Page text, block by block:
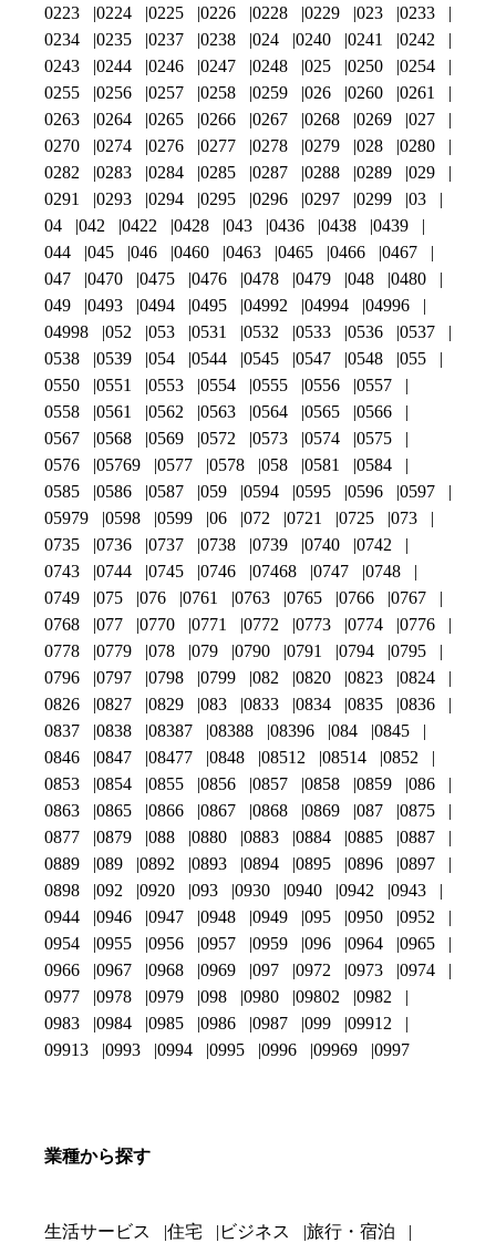
0223 0224 0225 0226 0228 0229 023
0233
0234
0235 0237 0238 024 0240 0241
0242
0243
0244 0246 0247 0248 025 0250
0254
0255
0256 0257 0258 0259 026 0260
0261
0263
0264 0265 0266 0267 0268 0269
027
0270
0274 0276 0277 0278 0279 028
0280
0282
0283 0284 0285 0287 0288 0289
029
0291
0293 0294 0295 0296 0297 0299
03
04
042 0422 0428 043 0436 0438
0439
044
045 046 0460 0463 0465 0466
0467
047
0470 0475 0476 0478 0479 048
0480
049
0493 0494 0495 04992 04994
04996
04998
052 053 0531 0532 0533 0536
0537
0538
0539 054 0544 0545 0547 0548
055
0550
0551 0553 0554 0555 0556
0557
0558
0561 0562 0563 0564 0565
0566
0567
0568 0569 0572 0573 0574
0575
0576
05769 0577 0578 058 0581
0584
0585
0586 0587 059 0594 0595 0596
0597
05979
0598 0599 06 072 0721 0725
073
0735
0736 0737 0738 0739 0740
0742
0743
0744 0745 0746 07468 0747
0748
0749
075 076 0761 0763 0765 0766
0767
0768
077 0770 0771 0772 0773 0774
0776
0778
0779 078 079 0790 0791 0794
0795
0796
0797 0798 0799 082 0820 0823
0824
0826
0827 0829 083 0833 0834 0835
0836
0837
0838 08387 08388 08396 084
0845
0846
0847 08477 0848 08512 08514
0852
0853
0854 0855 0856 0857 0858 0859
086
0863
0865 0866 0867 0868 0869 087
0875
0877
0879 088 0880 0883 0884 0885
0887
0889
089 0892 0893 0894 0895 0896
0897
0898
092 0920 093 0930 0940 0942
0943
0944
0946 0947 0948 0949 095 0950
0952
0954
0955 0956 0957 0959 096 0964
0965
0966
0967 0968 0969 097 0972 0973
0974
0977
0978 0979 098 0980 09802
0982
0983
0984 0985 0986 0987 099
09912
09913
0993 0994 0995 0996 09969 0997
業種から探す
生活サービス 住宅 ビジネス
旅行・宿泊